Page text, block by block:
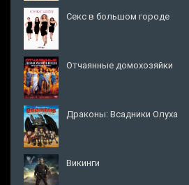
Секс в большом городе
Отчаянные домохозяйки
Драконы: Всадники Олуха
Викинги